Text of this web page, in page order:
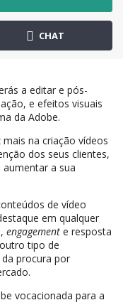
CHAT
a editar e pós-
e efeitos visuais
da Adobe.
na criação vídeos
dos seus clientes,
a sua
de vídeo
em qualquer
engagement e resposta
tipo de
procura por
vocacionada para a